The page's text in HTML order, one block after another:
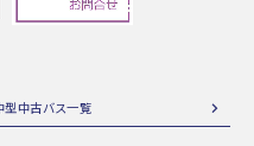
型中古バス一覧